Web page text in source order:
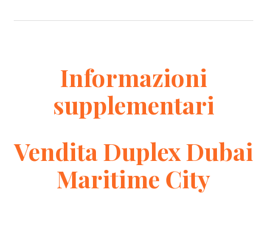
Informazioni
supplementari
Vendita Duplex Dubai
Maritime City